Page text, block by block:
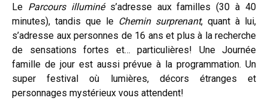
Le Parcours illuminés’adresse aux familles (30 à 40
minutes), tandis que le Chemin surprenant, quant à lui,
s’adresse aux personnes de 16 ans et plus à la recherche
de sensations fortes et… particulières! Une Journée
famille de jour est aussi prévue à la programmation. Un
super festival où lumières, décors étranges et
personnages mystérieux vous attendent!